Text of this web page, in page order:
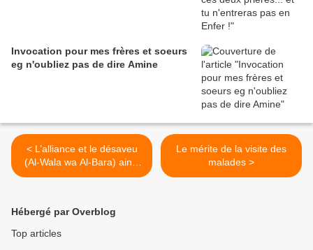
Invocation pour mes frères et soeurs
eg n'oubliez pas de dire Amine
< L’alliance et le désaveu
(Al-Wala wa Al-Bara) ainsi
que ses règles
Le mérite de la visite des
malades >
Hébergé par Overblog
Top articles